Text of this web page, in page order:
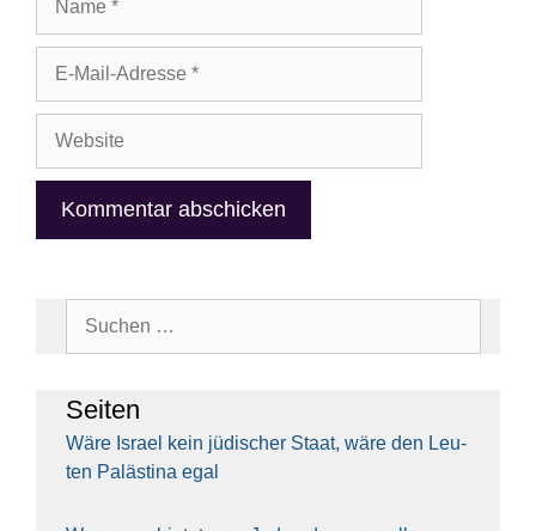
Adresse
Sei­ten
Wäre Isra­el kein jüdi­scher Staat, wäre den Leu­
ten Paläs­ti­na egal